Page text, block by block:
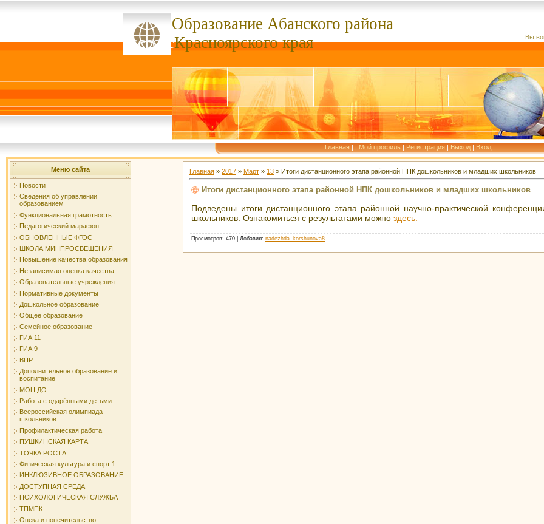
Образование Абанского района
сссссссКрасноярского края Вы
Главная | | Мой профиль | Регистрация | Выход | Вход
Меню сайта
Новости
Сведения об управлении
образованием
Функциональная грамотность
Педагогический марафон
ОБНОВЛЕННЫЕ ФГОС
ШКОЛА МИНПРОСВЕЩЕНИЯ
Повышение качества образования
Независимая оценка качества
Образовательные учреждения
Нормативные документы
Дошкольное образование
Общее образование
Семейное образование
ГИА 11
ГИА 9
ВПР
Дополнительное образование и
воспитание
МОЦ ДО
Работа с одарёнными детьми
Всероссийская олимпиада
школьников
Профилактическая работа
ПУШКИНСКАЯ КАРТА
ТОЧКА РОСТА
Физическая культура и спорт 1
ИНКЛЮЗИВНОЕ ОБРАЗОВАНИЕ
ДОСТУПНАЯ СРЕДА
ПСИХОЛОГИЧЕСКАЯ СЛУЖБА
ТПМПК
Опека и попечительство
Главная » 2017 » Март » 13 » Итоги дистанционного этапа районной НПК дошкольников и младших школьников
Итоги дистанционного этапа районной НПК дошкольников и младших школьников
Подведены итоги дистанционного этапа районной научно-практической
школьников. Ознакомиться с результатами можно здесь.
Просмотров: 470 | Добавил: nadezhda_korshunova8